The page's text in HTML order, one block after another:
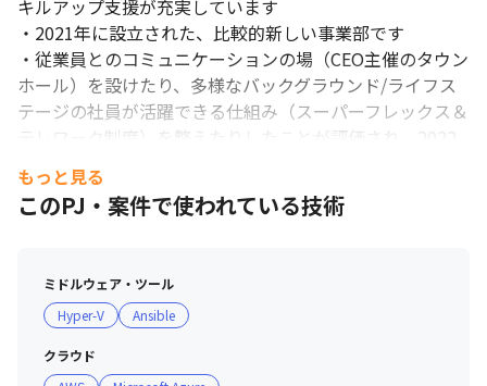
キルアップ支援が充実しています
・2021年に設立された、比較的新しい事業部です
・従業員とのコミュニケーションの場（CEO主催のタウン
ホール）を設けたり、多様なバックグラウンド/ライフス
テージの社員が活躍できる仕組み（スーパーフレックス＆
テレワーク制度）を整えたりしたことが評価され、2022
年に「働きがいのある会社」に認定されました
・入社時研修へのカリキュラムへの組み込みや、就業規則
にて同性カップルを通常の婚姻と同じ取り扱う取り組みを
・事業をボトムアップで提案することを目的とした、1日
CEO体験をはじめ、ユニークなイベントが多数あります
＜社員＞
もっと見る
このPJ・案件で使われている技術
ミドルウェア・ツール
Hyper-V
Ansible
クラウド